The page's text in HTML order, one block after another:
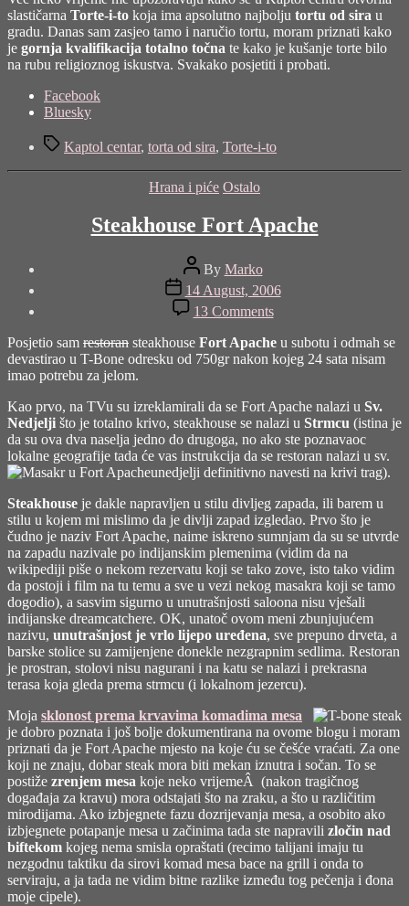
to
slastičarna Torte-i-to koja ima apsolutno najbolju tortu od sira u
gradu. Danas sam zasjeo tamo i naručio tortu, moram priznati kako
je gornja kvalifikacija totalno točna te kako je kušanje torte bilo
na rubu religioznog iskustva. Svakako posjetiti i probati.
Share
"Torte-
to"
Facebook
Bluesky
TagsKaptol centar, torta od sira, Torte-i-to
Categories
Hrana i piće Ostalo
Steakhouse Fort Apache
Post
author
By Marko
Post
date
14 August, 2006
13 Commentson
Steakhouse
Fort
Apache
Posjetio sam restoran steakhouse Fort Apache u subotu i odmah se
devastirao u T-Bone odresku od 750gr nakon kojeg 24 sata nisam
imao potrebu za jelom.
Kao prvo, na TVu su izreklamirali da se Fort Apache nalazi u Sv.
Nedjelji što je totalno krivo, steakhouse se nalazi u Strmcu (istina je
da su ova dva naselja jedno do drugoga, no ako ste poznavaoc
lokalne geografije tada će vas instrukcija da se restoran nalazi u sv.
nedjelji definitivno navesti na krivi trag).
Steakhouse je dakle napravljen u stilu divljeg zapada, ili barem u
stilu u kojem mi mislimo da je divlji zapad izgledao. Prvo što je
čudno je naziv Fort Apache, naime iskreno sumnjam da su se utvrde
na zapadu nazivale po indijanskim plemenima (vidim da na
wikipediji piše o nekom rezervatu koji se tako zove, isto tako vidim
da postoji i film na tu temu a sve u vezi nekog masakra koji se tamo
dogodio), a sasvim sigurno u unutrašnjosti saloona nisu vješali
indijanske dreamcatchere. OK, unatoč ovom meni zbunjujućem
nazivu, unutrašnjost je vrlo lijepo uređena, sve prepuno drveta, a
barske stolice su zamijenjene donekle nezgrapnim sedlima. Restoran
je prostran, stolovi nisu nagurani i na katu se nalazi i prekrasna
terasa koja gleda prema strmcu (i lokalnom jezercu).
Moja sklonost prema krvavima komadima mesa
je dobro poznata i još bolje dokumentirana na ovome blogu i moram
priznati da je Fort Apache mjesto na koje ću se češće vraćati. Za one
koji ne znaju, dobar steak mora biti mekan iznutra i sočan. To se
postiže zrenjem mesa koje neko vrijemeÂ (nakon tragičnog
događaja za kravu) mora odstajati što na zraku, a što u različitim
mirodijama. Ako izbjegnete fazu dozrijevanja mesa, a osobito ako
izbjegnete potapanje mesa u začinima tada ste napravili zločin nad
biftekom kojeg nema smisla opraštati (recimo talijani imaju tu
nezgodnu taktiku da sirovi komad mesa bace na grill i onda to
serviraju, a ja tada ne vidim bitne razlike između tog pečenja i đona
moje cipele).